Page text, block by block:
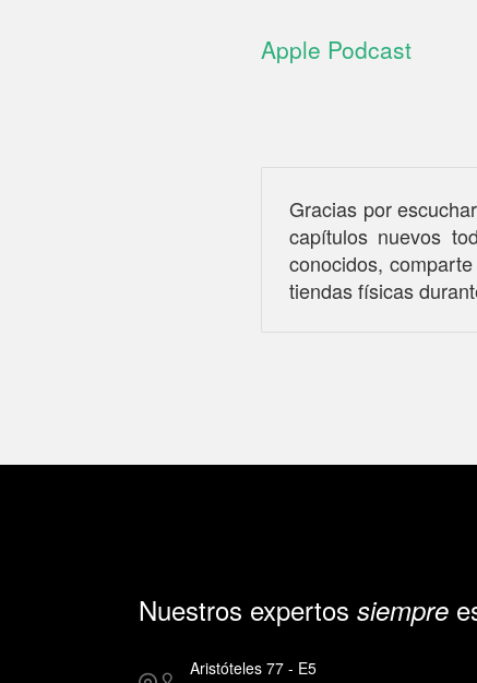
Apple Podcast
Gracias por
capítulos nuevos
conocidos,
tiendas físicas
Nuestros expertos siempre
Aristóteles 77 - E5